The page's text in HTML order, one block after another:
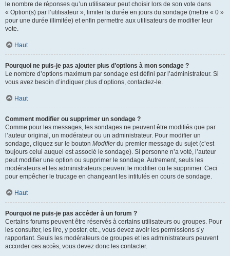
le nombre de réponses qu’un utilisateur peut choisir lors de son vote dans
« Option(s) par l’utilisateur », limiter la durée en jours du sondage (mettre « 0 »
pour une durée illimitée) et enfin permettre aux utilisateurs de modifier leur
vote.
Haut
Pourquoi ne puis-je pas ajouter plus d’options à mon sondage ?
Le nombre d’options maximum par sondage est défini par l’administrateur. Si
vous avez besoin d’indiquer plus d’options, contactez-le.
Haut
Comment modifier ou supprimer un sondage ?
Comme pour les messages, les sondages ne peuvent être modifiés que par
l’auteur original, un modérateur ou un administrateur. Pour modifier un
sondage, cliquez sur le bouton Modifierdu premier message du sujet (c’est
toujours celui auquel est associé le sondage). Si personne n’a voté, l’auteur
peut modifier une option ou supprimer le sondage. Autrement, seuls les
modérateurs et les administrateurs peuvent le modifier ou le supprimer. Ceci
pour empêcher le trucage en changeant les intitulés en cours de sondage.
Haut
Pourquoi ne puis-je pas accéder à un forum ?
Certains forums peuvent être réservés à certains utilisateurs ou groupes. Pour
les consulter, les lire, y poster, etc., vous devez avoir les permissions s’y
rapportant. Seuls les modérateurs de groupes et les administrateurs peuvent
accorder ces accès, vous devez donc les contacter.